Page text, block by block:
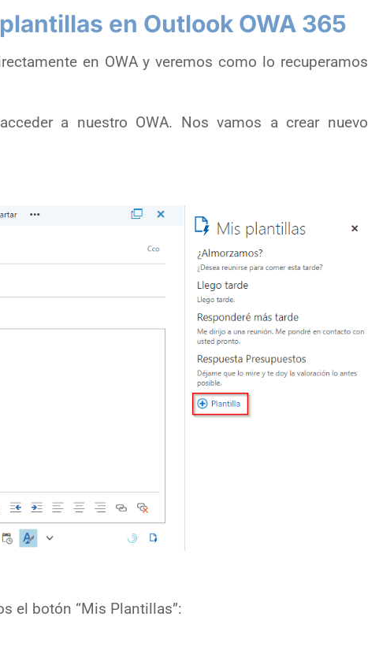
en Outlook OWA 365
en OWA y veremos como lo recuperamos
a nuestro OWA. Nos vamos a crear nuevo
el botón “Mis Plantillas”: